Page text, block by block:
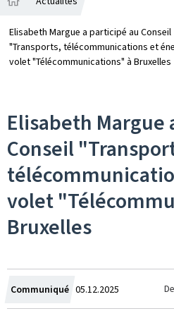
Elisabeth Margue a participé au Conseil
"Transports, télécommunications et
volet "Télécommunications" à Bruxelles
Elisabeth Margue
Conseil
volet
Bruxelles
Communiqué Crée
le
05.12.2025